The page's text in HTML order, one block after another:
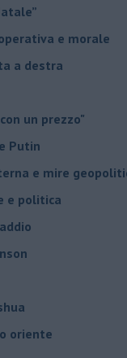
e morale
a destra
un prezzo"
Putin
e mire
e politica
oriente